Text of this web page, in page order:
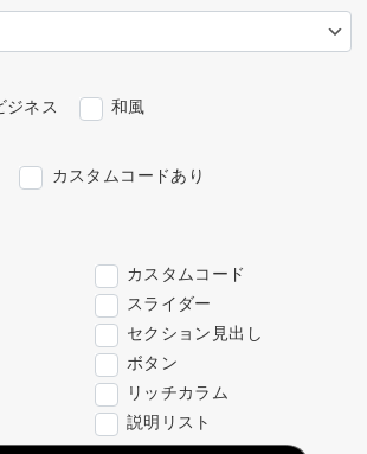
ジネス
和風
カスタムコードあり
カスタムコード
スライダー
セクション見出し
ボタン
リッチカラム
説明リスト